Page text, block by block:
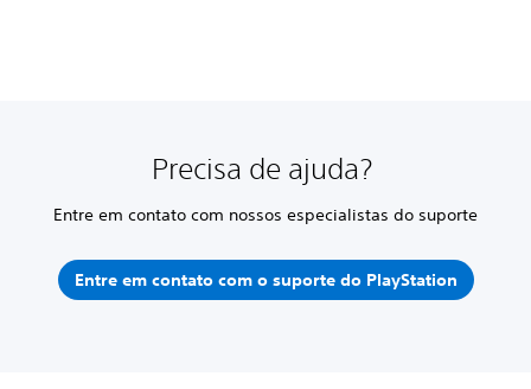
Precisa de ajuda?
Entre em contato com nossos especialistas do suporte
Entre em contato com o suporte do PlayStation